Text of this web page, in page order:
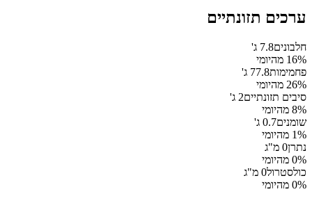
ערכים תזונתיים
חלבונים7.8 ג'
16% מהיומי
פחמימות77.8 ג'
26% מהיומי
סיבים תזונתיים2 ג'
8% מהיומי
שומנים0.7 ג'
1% מהיומי
נתרן0 מ"ג
0% מהיומי
כולסטרול0 מ"ג
0% מהיומי